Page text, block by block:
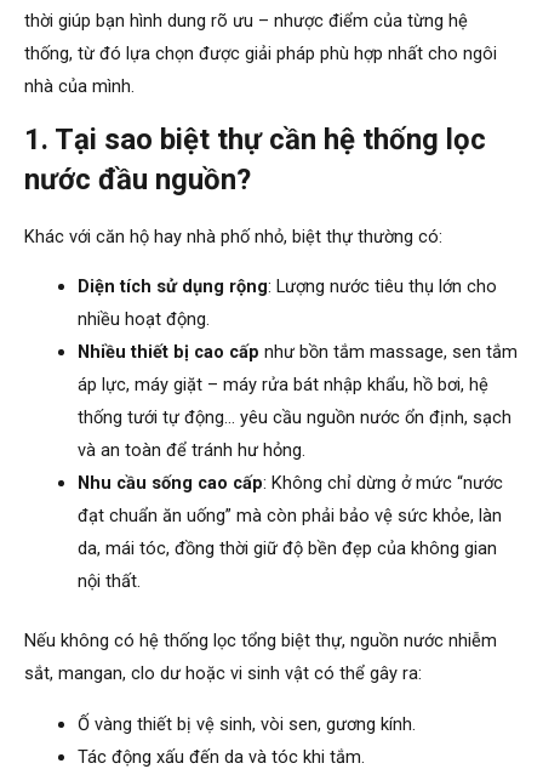
thời giúp bạn hình dung rõ ưu – nhược điểm của từng hệ
thống, từ đó lựa chọn được giải pháp phù hợp nhất cho ngôi
nhà của mình.
1. Tại sao biệt thự cần hệ thống lọc
nước đầu nguồn?
Khác với căn hộ hay nhà phố nhỏ, biệt thự thường có:
Diện tích sử dụng rộng: Lượng nước tiêu thụ lớn cho
nhiều hoạt động.
Nhiều thiết bị cao cấp như bồn tắm massage, sen tắm
áp lực, máy giặt – máy rửa bát nhập khẩu, hồ bơi, hệ
thống tưới tự động… yêu cầu nguồn nước ổn định, sạch
và an toàn để tránh hư hỏng.
Nhu cầu sống cao cấp: Không chỉ dừng ở mức “nước
đạt chuẩn ăn uống” mà còn phải bảo vệ sức khỏe, làn
da, mái tóc, đồng thời giữ độ bền đẹp của không gian
nội thất.
Nếu không có hệ thống lọc tổng biệt thự, nguồn nước nhiễm
sắt, mangan, clo dư hoặc vi sinh vật có thể gây ra:
Ố vàng thiết bị vệ sinh, vòi sen, gương kính.
Tác động xấu đến da và tóc khi tắm.